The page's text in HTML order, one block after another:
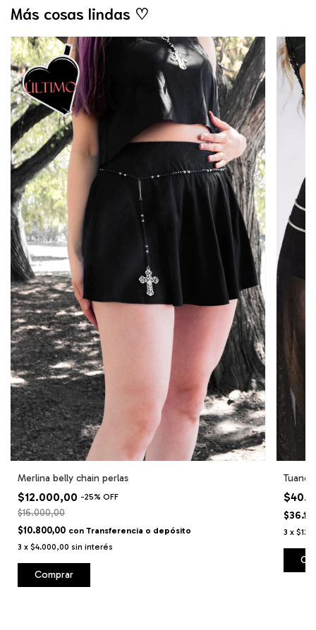
Más cosas lindas ♡
Merlina belly chain perlas
$12.000,00 -25% OFF
$16.000,00
$10.800,00 con Transferencia o depósito
3 x $4.000,00 sin interés
Comprar
3 x